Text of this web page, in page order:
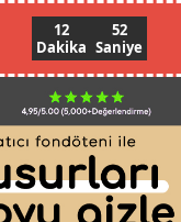
12
Dakika
49
Saniye